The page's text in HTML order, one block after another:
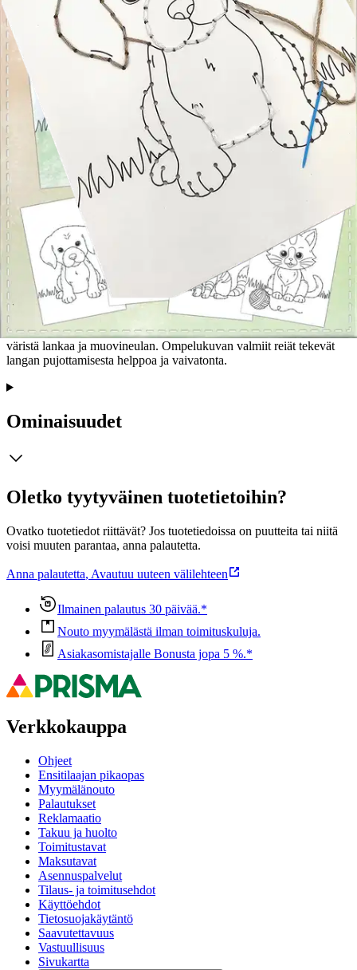
Postin pakettiautomaattiin tai
palvelupisteeseen!
Etu ei koske Suuri‑lisäpalvelulla toimitettavia tuotteita.
Tarkista myymäläsaatavuus
Tuotekuvaus
Ompelukuvat askarteluun, koristeluun ja käsitöihin. Ompele kuvat
pakkauksen mukana tulevilla tarvikkeilla ja väritä mieleiseksi!
Pakkaus sisältää neljä erilaista A5-kokoista ompelukuvaa, viisi eri
väristä lankaa ja muovineulan. Ompelukuvan valmiit reiät tekevät
langan pujottamisesta helppoa ja vaivatonta.
Ominaisuudet
Oletko tyytyväinen tuotetietoihin?
Ovatko tuotetiedot riittävät? Jos tuotetiedoissa on puutteita tai niitä
voisi muuten parantaa, anna palautetta.
Anna palautetta, Avautuu uuteen välilehteen
Ilmainen palautus 30 päivää.*
Nouto myymälästä ilman toimituskuluja.
Asiakasomistajalle Bonusta jopa 5 %.*
Verkkokauppa
Ohjeet
Ensitilaajan pikaopas
Myymälänouto
Palautukset
Reklamaatio
Takuu ja huolto
Toimitustavat
Maksutavat
Asennuspalvelut
Tilaus- ja toimitusehdot
Käyttöehdot
Tietosuojakäytäntö
Saavutettavuus
Vastuullisuus
Sivukartta